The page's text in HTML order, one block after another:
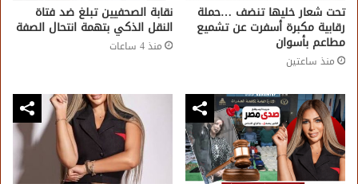
تحت شعار خليها تنضف …حملة
رقابية مكبرة أسفرت عن تشميع
مطاعم بأسوان
منذ ساعتين
نقابة الصحفيين تبلغ ضد فتاة
النقل الذكي بتهمة انتحال الصفة
منذ 4 ساعات